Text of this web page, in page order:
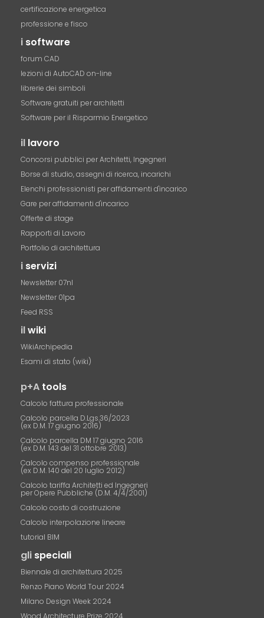
certificazione energetica
professione e fisco
i software
forum CAD
lezioni di AutoCAD on-line
librerie dei simboli
Software gratuiti per architetti
Software per il Risparmio Energetico
il lavoro
Concorsi pubblici per Architetti, Ingegneri
Borse di studio, assegni di ricerca, incarichi
Elenchi professionisti per affidamenti d'incarico
Gare per affidamenti d'incarico
Offerte di stage
Rapporti di Lavoro
Portfolio di architettura
i servizi
Newsletter 07nl
Newsletter 01pa
Feed RSS
ilwiki
WikiArchipedia
Esami di stato (wiki)
p+A tools
Calcolo fattura professionale
Calcolo parcella D.Lgs.36/2023
(ex D.M. 17 giugno 2016)
Calcolo parcella DM 17 giugno 2016
(ex D.M. 143 del 31 ottobre 2013)
Calcolo compenso professionale
(ex D.M. 140 del 20 luglio 2012)
Calcolo tariffa Architetti ed Ingegneri
per Opere Pubbliche (D.M. 4/4/2001)
Calcolo costo di costruzione
Calcolo interpolazione lineare
tutorial BIM
gli speciali
Biennale di architettura 2025
Renzo Piano World Tour 2024
Milano Design Week 2024
Wood Architecture Prize 2024